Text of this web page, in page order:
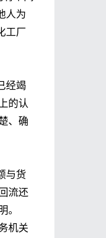
人为
工厂
经竭
的认
、确
与货
流还
机关